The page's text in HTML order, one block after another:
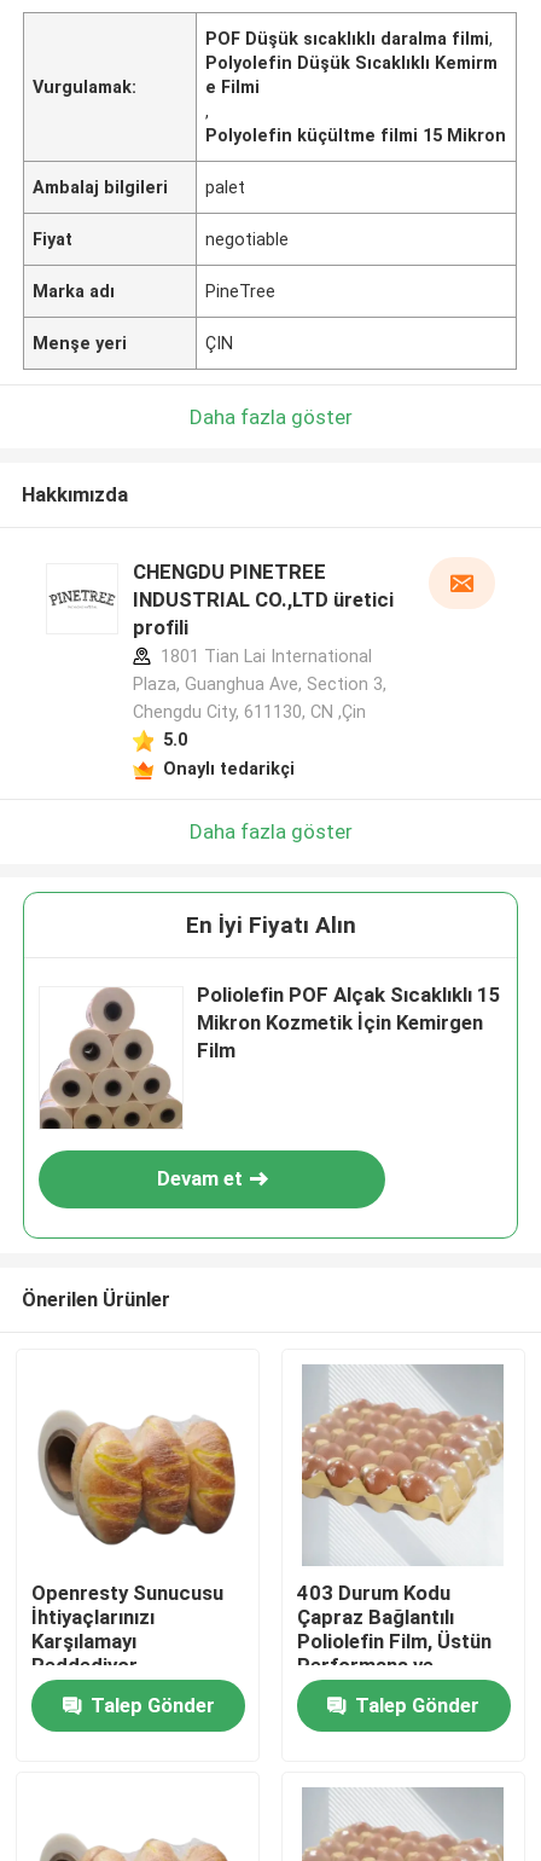
Ana sayfa
VİDEOLAR
Vurgulamak:
POF Düşük sıcaklıklı daralma filmi,
Polyolefin Düşük Sıcaklıklı Kemirm
e Filmi
,
Polyolefin küçültme filmi 15 Mikron
Ambalaj bilgileri palet
Fiyat negotiable
Marka adı PineTree
Menşe yeri ÇIN
Daha fazla göster
Hakkımızda
CHENGDU PINETREE
INDUSTRIAL CO.,LTD üretici
profili
1801 Tian Lai International
Plaza, Guanghua Ave, Section 3,
Chengdu City, 611130, CN ,Çin
5.0
Onaylı tedarikçi
Daha fazla göster
En İyi Fiyatı Alın
Poliolefin POF Alçak Sıcaklıklı 15
Mikron Kozmetik İçin Kemirgen
Film
Devam et
Önerilen Ürünler
Openresty Sunucusu
İhtiyaçlarınızı
Karşılamayı
Reddediyor
Talep Gönder
403 Durum Kodu
Çapraz Bağlantılı
Poliolefin Film, Üstün
Performans ve
Dayanıklılık ile Ambalaj
Standartlarını
Karşılamaktadır
Talep Gönder